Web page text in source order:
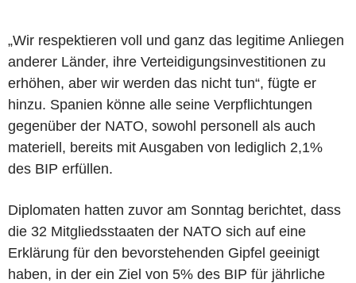
„Wir respektieren voll und ganz das legitime Anliegen
anderer Länder, ihre Verteidigungsinvestitionen zu
erhöhen, aber wir werden das nicht tun“, fügte er
hinzu. Spanien könne alle seine Verpflichtungen
gegenüber der NATO, sowohl personell als auch
materiell, bereits mit Ausgaben von lediglich 2,1%
des BIP erfüllen.
Diplomaten hatten zuvor am Sonntag berichtet, dass
die 32 Mitgliedsstaaten der NATO sich auf eine
Erklärung für den bevorstehenden Gipfel geeinigt
haben, in der ein Ziel von 5% des BIP für jährliche